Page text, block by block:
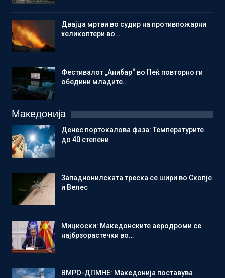
Двајца мртви во судир на противпожарни
хеликоптери во…
Фестивалот „Анибар“ во Пеќ повторно ги
обедини младите…
Македонија
Денес портокалова фаза: Температурите
до 40 степени
Западнонилската треска се шири во Скопје
и Велес
Мицкоски: Македонските аеродроми се
најбрзорастечки во…
ВМРО-ДПМНЕ: Македонија поставува